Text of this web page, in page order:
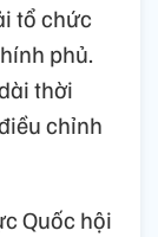
tổ chức
phủ.
thời
chỉnh
Quốc hội